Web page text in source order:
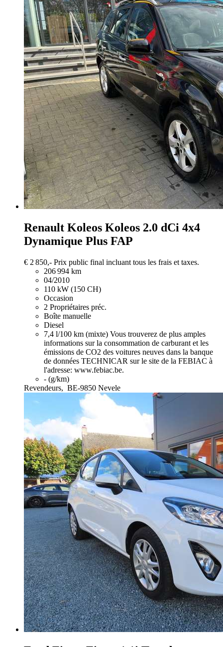
Renault Koleos Koleos 2.0 dCi 4x4
Dynamique Plus FAP
€ 2 850,- Prix public final incluant tous les frais et taxes.
206 994 km
04/2010
110 kW (150 CH)
Occasion
2 Propriétaires préc.
Boîte manuelle
Diesel
7,4 l/100 km (mixte) Vous trouverez de plus amples
informations sur la consommation de carburant et les
émissions de CO2 des voitures neuves dans la banque
de données TECHNICAR sur le site de la FEBIAC à
l'adresse: www.febiac.be.
- (g/km)
Revendeurs, BE-9850 Nevele